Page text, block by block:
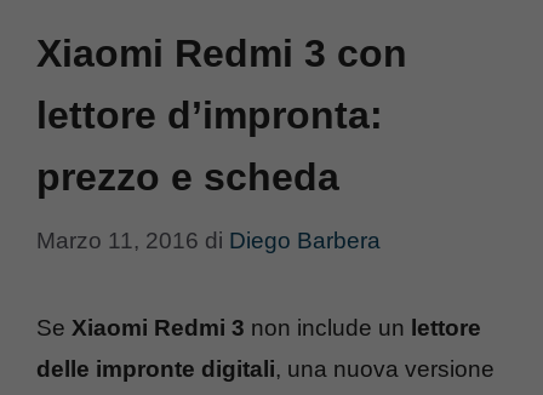
Xiaomi Redmi 3 con
lettore d’impronta:
prezzo e scheda
Marzo 11, 2016 di Diego Barbera
Se Xiaomi Redmi 3 non include un lettore
delle impronte digitali, una nuova versione